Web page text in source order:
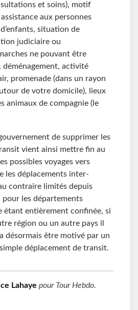
et soins), motif
aux personnes
situation de
judiciaire ou
ne pouvant être
déménagement, activité
promenade (dans un rayon
de votre domicile), lieux
animaux de compagnie (le
de supprimer les
vient ainsi mettre fin au
possibles voyages vers
les déplacements inter-
contraire limités depuis
pour les départements
étant entièrement confinée, si
région ou un autre pays il
désormais être motivé par un
déplacement de transit.
Lahaye pour Tour Hebdo.